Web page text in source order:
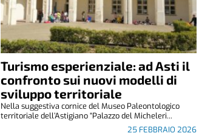
Turismo esperienziale: ad Asti il
confronto sui nuovi modelli di
sviluppo territoriale
25 FEBBRAIO 2026
Nella suggestiva cornice del Museo Paleontologico
territoriale dell’Astigiano “Palazzo del Micheleri...